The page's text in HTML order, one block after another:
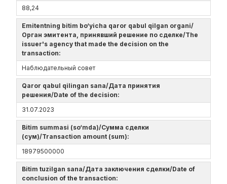
88,24
Emitentning bitim bo‘yicha qaror qabul qilgan organi/
Орган эмитента, принявший решение по сделке/The
issuer's agency that made the decision on the
transaction:
Наблюдательный совет
Qaror qabul qilingan sana/Дата принятия
решения/Date of the decision:
31.07.2023
Bitim summasi (so‘mda)/Сумма сделки
(сум)/Transaction amount (sum):
18979500000
Bitim tuzilgan sana/Дата заключения сделки/Date of
conclusion of the transaction: